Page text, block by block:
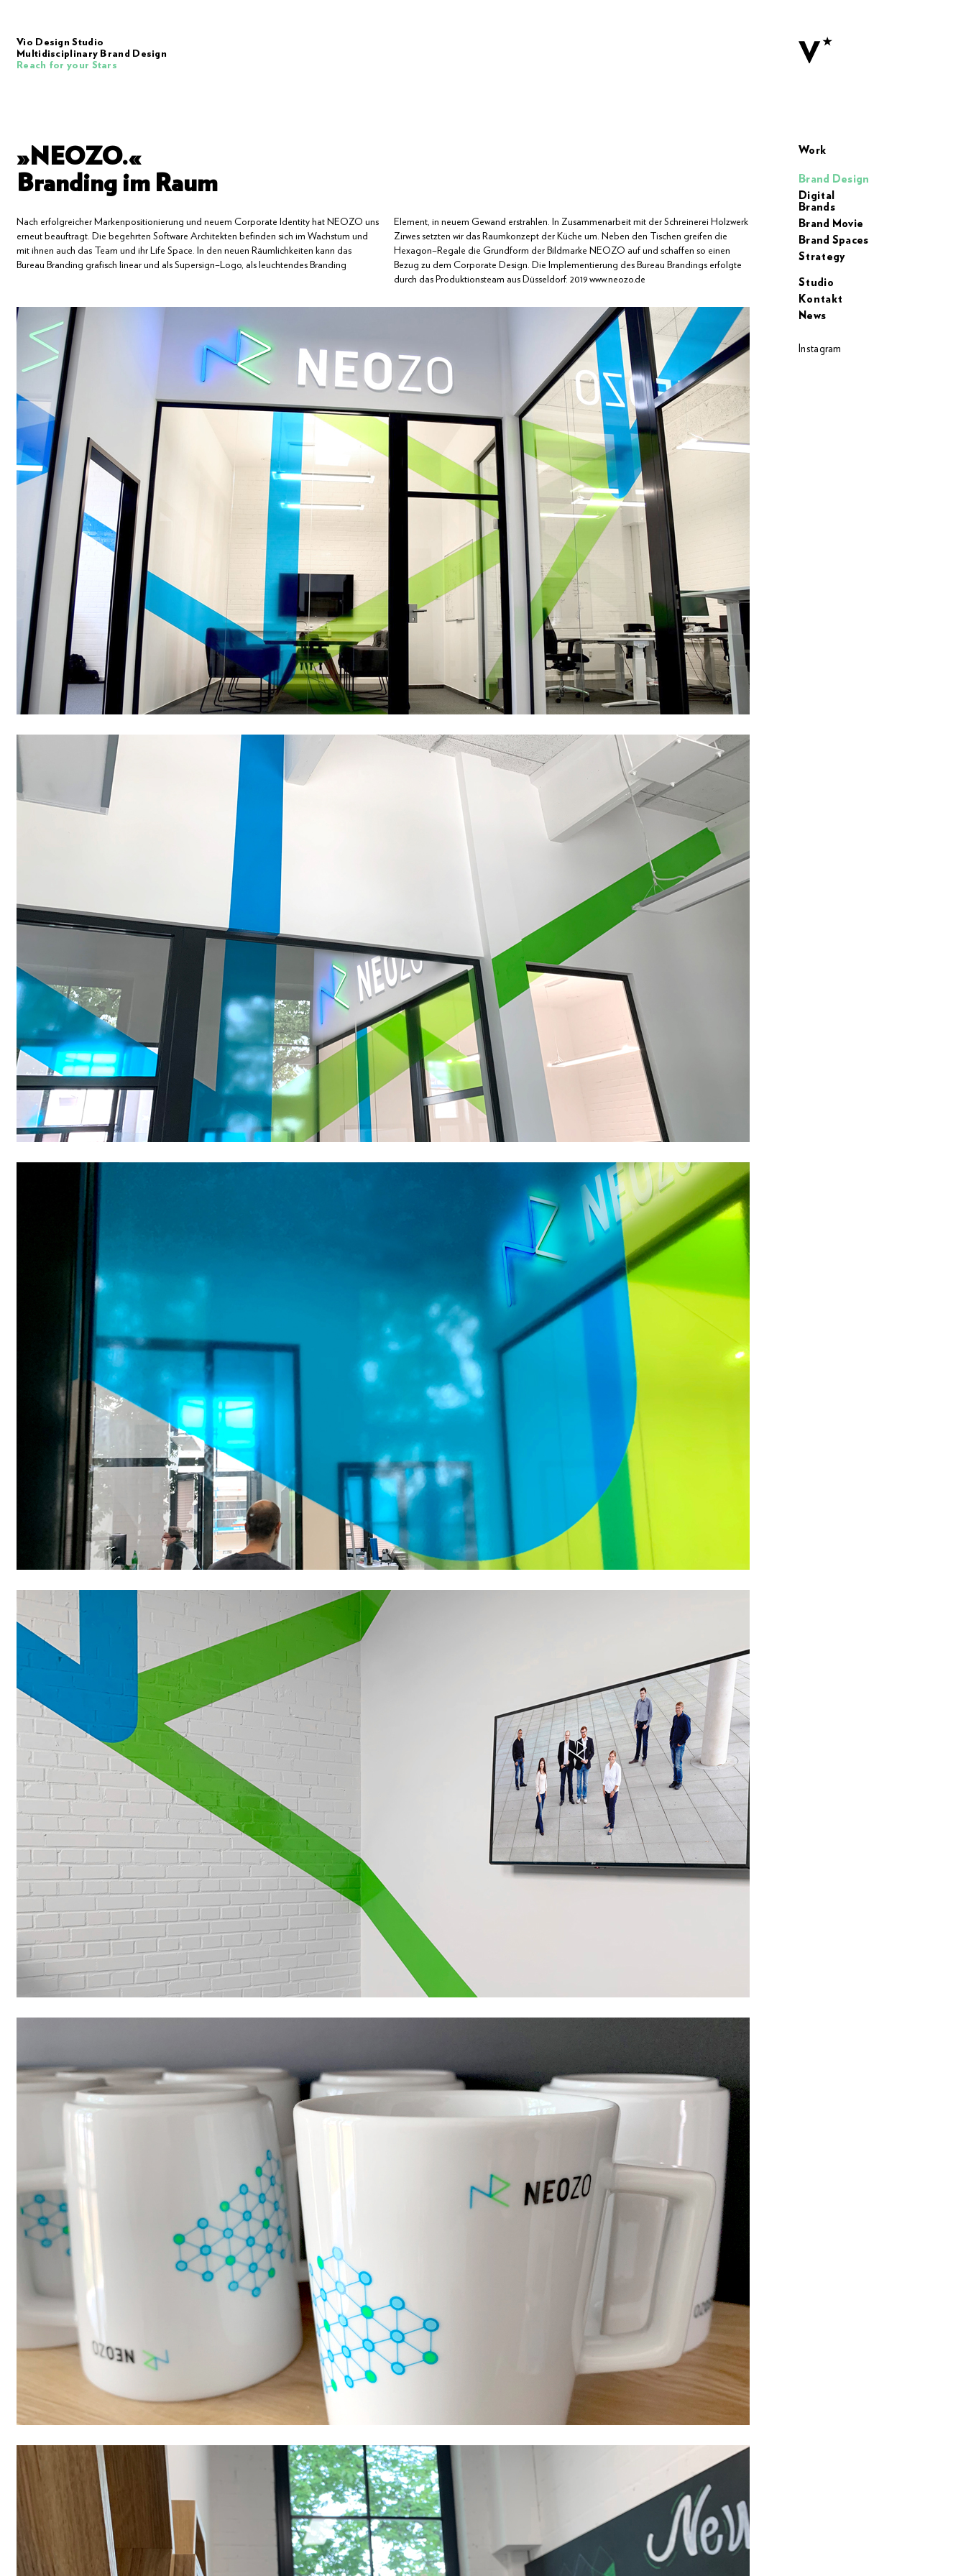
Vio Design Studio
Multidisciplinary Brand Design
Reach for your Stars
Work
Brand Design
Digital
Brands
Brand Movie
Brand Spaces
Strategy
Studio
Kontakt
News
Instagram
»NEOZO.«
Branding im Raum
Nach erfolgreicher Markenpositionierung und neuem Corporate Identity hat NEOZO uns
erneut beauftragt. Die begehrten Software Architekten befinden sich im Wachstum und
mit ihnen auch das Team und ihr Life Space. In den neuen Räumlichkeiten kann das
Bureau Branding grafisch linear und als Supersign–Logo, als leuchtendes Branding
Element, in neuem Gewand erstrahlen. In Zusammenarbeit mit der Schreinerei Holzwerk
Zirwes setzten wir das Raumkonzept der Küche um. Neben den Tischen greifen die
Hexagon–Regale die Grundform der Bildmarke NEOZO auf und schaffen so einen
Bezug zu dem Corporate Design. Die Implementierung des Bureau Brandings erfolgte
durch das Produktionsteam aus Düsseldorf. 2019 www.neozo.de